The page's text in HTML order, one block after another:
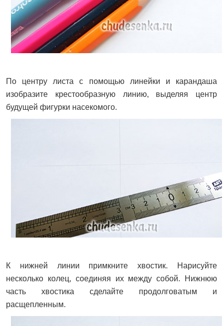
По центру листа с помощью линейки и карандаша
изобразите крестообразную линию, выделяя центр
будущей фигурки насекомого.
К нижней линии примкните хвостик. Нарисуйте
несколько колец, соединяя их между собой. Нижнюю
часть хвостика сделайте продолговатым и
расщепленным.